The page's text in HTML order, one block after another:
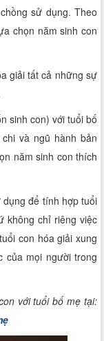
sử dụng. Theo
chọn năm sinh con
giải tất cả những sự
sinh con) với tuổi bố
và ngũ hành bản
năm sinh con thích
để tính hợp tuổi
không chỉ riêng việc
con hóa giải xung
của mọi người trong
với tuổi bố mẹ tại: